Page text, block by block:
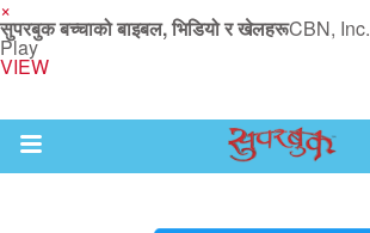
×
सुपरबुक बच्चाको बाइबल, भिडियो र खेलहरूCBN, Inc.
Play
VIEW
Return to Content